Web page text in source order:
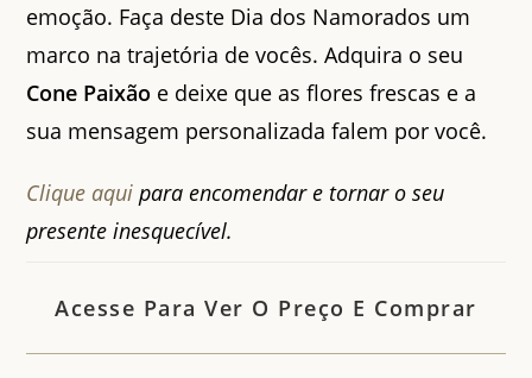
emoção. Faça deste Dia dos Namorados um
marco na trajetória de vocês. Adquira o seu
Cone Paixão e deixe que as flores frescas e a
sua mensagem personalizada falem por você.
Clique aqui para encomendar e tornar o seu
presente inesquecível.
Acesse Para Ver O Preço E Comprar